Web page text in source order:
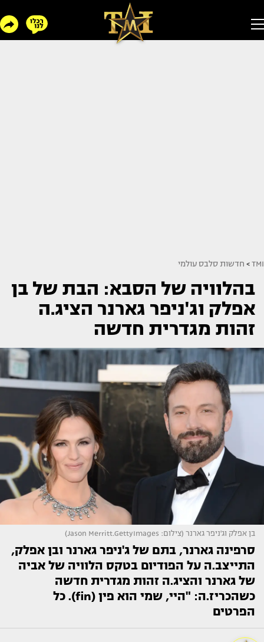
TMI
> חדשות סלבס עולמי
בהלוויה של הסבא: הבת של בן
אפלק וג'ניפר גארנר הציג.ה
זהות מגדרית חדשה
בן אפלק וג'ניפר גארנר (צילום: Jason Merritt.GettyImages)
סרפינה גארנר, בתם של ג'ניפר גארנר ובן אפלק,
התייצב.ה על הפודיום בטקס הלוויה של אביה
של גארנר והציג.ה זהות מגדרית חדשה
כשהכריז.ה: "היי, שמי הוא פין (fin). כל
הפרטים